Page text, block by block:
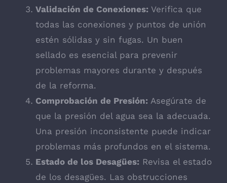
Validación de Conexiones: Verifica que
todas las conexiones y puntos de unión
estén sólidas y sin fugas. Un buen
sellado es esencial para prevenir
problemas mayores durante y después
de la reforma.
Comprobación de Presión: Asegúrate de
que la presión del agua sea la adecuada.
Una presión inconsistente puede indicar
problemas más profundos en el sistema.
Estado de los Desagües: Revisa el estado
de los desagües. Las obstrucciones